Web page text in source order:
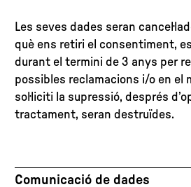
Les seves dades seran
què ens retiri el consentiment,
durant el termini de 3 anys per
possibles reclamacions i/o en el
sol·liciti la supressió, després
tractament, seran destruïdes.
Comunicació de dades